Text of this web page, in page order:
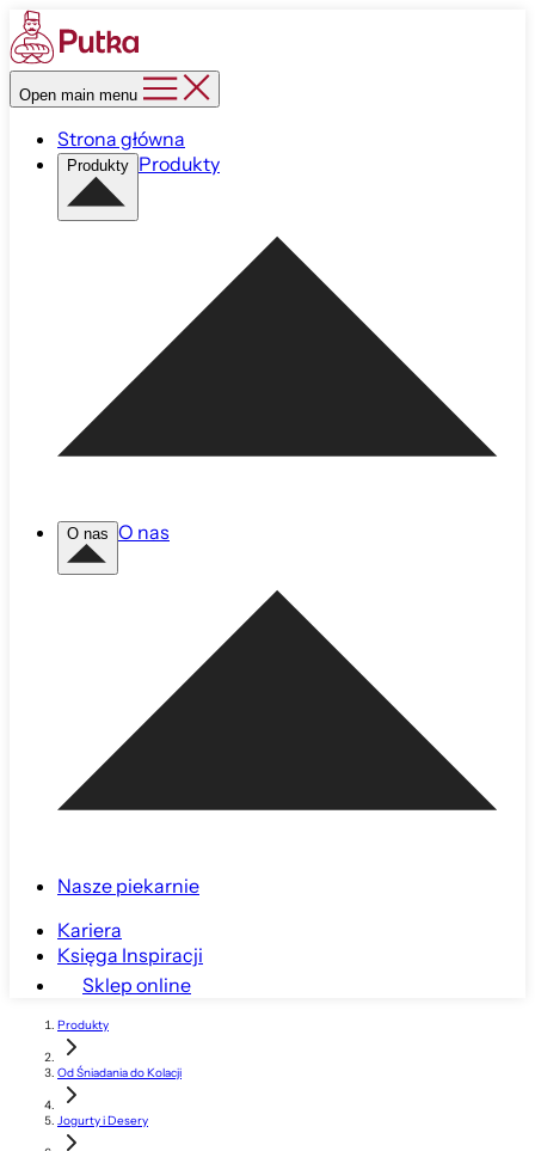
Open main menu
Strona główna
Produkty Produkty
O nas O nas
Nasze piekarnie
Kariera
Księga Inspiracji
Sklep online
Produkty
Od Śniadania do Kolacji
Jogurty i Desery